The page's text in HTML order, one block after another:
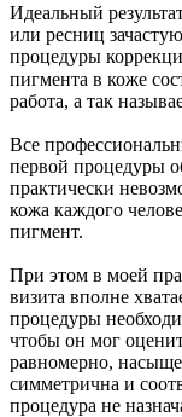
Идеальный
или ресниц
процедуры
пигмента в коже
работа, а так
Все
первой процедуры
практически
кожа каждого
пигмент.
При этом в моей
визита вполне
процедуры
чтобы он мог
равномерно,
симметрична и
процедура не